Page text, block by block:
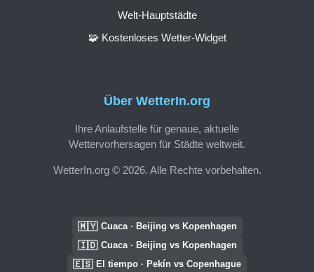
Über WetterIn.org
Ihre Anlaufstelle für genaue, aktuelle
Wettervorhersagen für Städte weltweit.
WetterIn.org © 2026. Alle Rechte vorbehalten.
Welt-Hauptstädte
🧩 Kostenloses Wetter-Widget
🇲🇾 Cuaca · Beijing vs Kopenhagen
🇮🇩 Cuaca · Beijing vs Kopenhagen
🇪🇸 El tiempo · Pekín vs Copenhague